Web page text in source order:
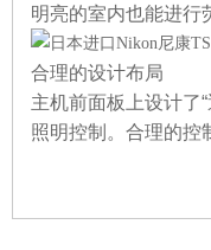
明亮的室内也能进行
合理的设计布局
主机前面板上设计了
照明控制。合理的控